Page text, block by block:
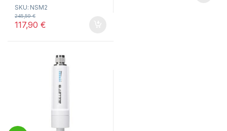
u
t
o
f
SKU: NSM2
117,90€
245,59€